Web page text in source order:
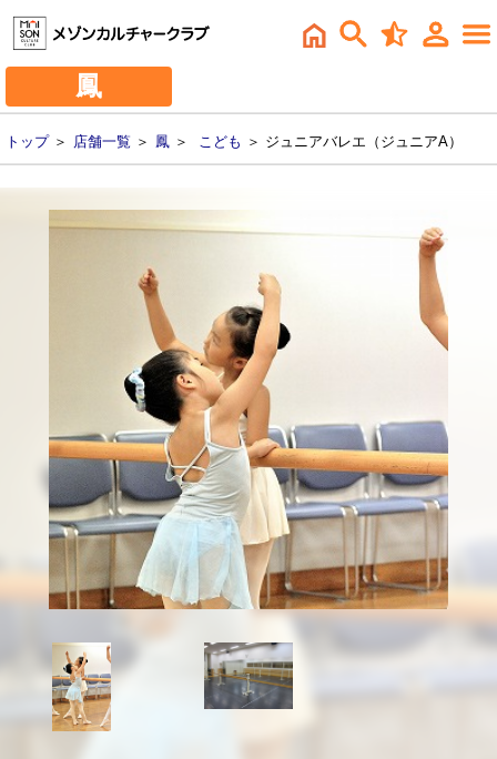
鳳
トップ＞ 店舗一覧 ＞ 鳳 ＞ こども ＞ ジュニアバレエ（ジュニアA）